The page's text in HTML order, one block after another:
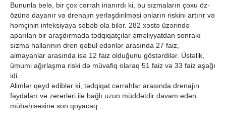
Bununla belə, bir çox cərrah inanırdı ki, bu sızmaların çoxu öz-
özünə dayanır və drenajın yerləşdirilməsi onların riskini artırır və
həmçinin infeksiyaya səbəb ola bilər. 282 xəstə üzərində
aparılan bir araşdırmada tədqiqatçılar əməliyyatdan sonrakı
sızma hallarının dren qəbul edənlər arasında 27 faiz,
almayanlar arasında isə 12 faiz olduğunu göstərdilər. Üstəlik,
ümumi ağırlaşma riski də müvafiq olaraq 51 faiz və 33 faiz aşağı
idi.
Alimlər qeyd ediblər ki, tədqiqat cərrahlar arasında drenajın
faydaları və zərərləri ilə bağlı uzun müddətdir davam edən
mübahisəsinə son qoyacaq.